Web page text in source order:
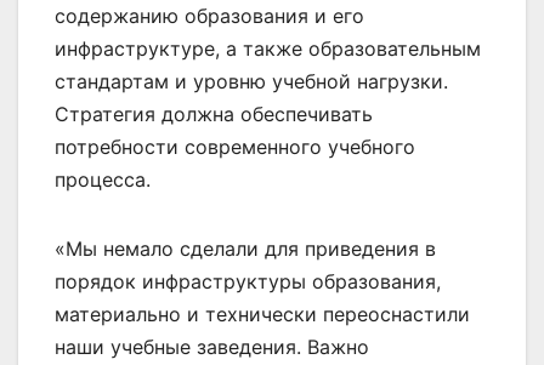
содержанию образования и его
инфраструктуре, а также образовательным
стандартам и уровню учебной нагрузки.
Стратегия должна обеспечивать
потребности современного учебного
процесса.
«Мы немало сделали для приведения в
порядок инфраструктуры образования,
материально и технически переоснастили
наши учебные заведения. Важно